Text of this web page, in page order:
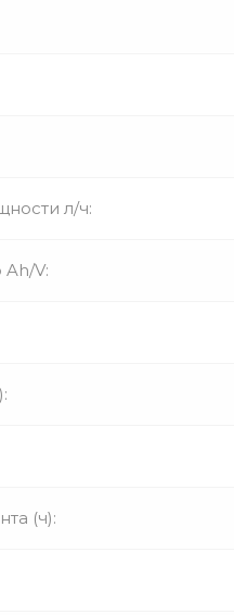
л/ч:
V:
(ч):